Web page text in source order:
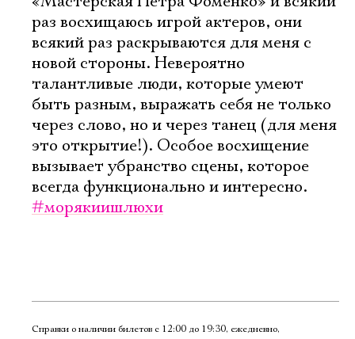
раз восхищаюсь игрой актеров, они
всякий раз раскрываются для меня с
новой стороны. Невероятно
талантливые люди, которые умеют
быть разным, выражать себя не только
через слово, но и через танец (для меня
это открытие!). Особое восхищение
вызывает убранство сцены, которое
всегда функционально и интересно.
#морякиишлюхи
Справки о наличии билетов с 12:00 до 19:30, ежедневно,